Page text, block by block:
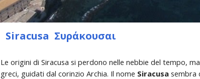
  Siracusa  Συράκουσαι
Le origini di Siracusa si perdono nelle nebbie del tempo,
greci, guidati dal corinzio Archia. Il nome Siracusa sembra